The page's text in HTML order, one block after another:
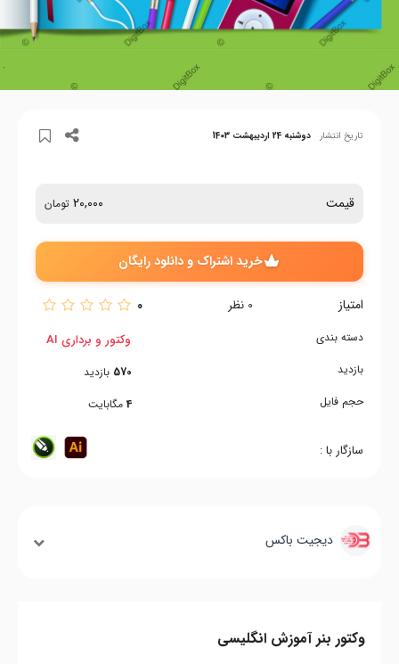
تاریخ انتشار دوشنبه 24 اردیبهشت 1403
قیمت 20,000 تومان
خرید اشتراک و دانلود رایگان
امتیاز 0 نظر 0
دسته بندی
بازدید
حجم فایل
وکتور و برداری AI
570 بازدید
4 مگابایت
سازگار با :
دیجیت باکس
وکتور بنر آموزش انگلیسی